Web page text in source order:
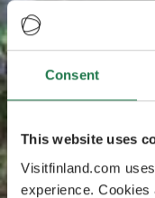
Consent
This website uses
Visitfinland.com
experience.